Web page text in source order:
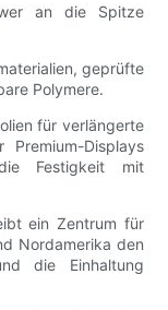
an die Spitze
geprüfte
Polymere.
für verlängerte
Premium-Displays
Festigkeit mit
ein Zentrum für
Nordamerika den
die Einhaltung